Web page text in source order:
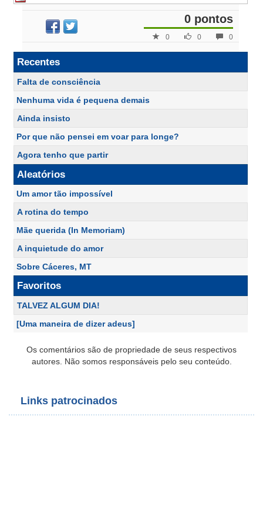
0 pontos
0
0
0
Recentes
Falta de consciência
Nenhuma vida é pequena demais
Ainda insisto
Por que não pensei em voar para longe?
Agora tenho que partir
Aleatórios
Um amor tão impossível
A rotina do tempo
Mãe querida (In Memoriam)
A inquietude do amor
Sobre Cáceres, MT
Favoritos
TALVEZ ALGUM DIA!
[Uma maneira de dizer adeus]
Os comentários são de propriedade de seus respectivos
autores. Não somos responsáveis pelo seu conteúdo.
Links patrocinados